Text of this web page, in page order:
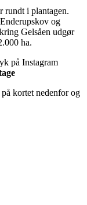
rundt i plantagen.
og
Gelsåen udgør
ha.
på Instagram
kortet nedenfor og